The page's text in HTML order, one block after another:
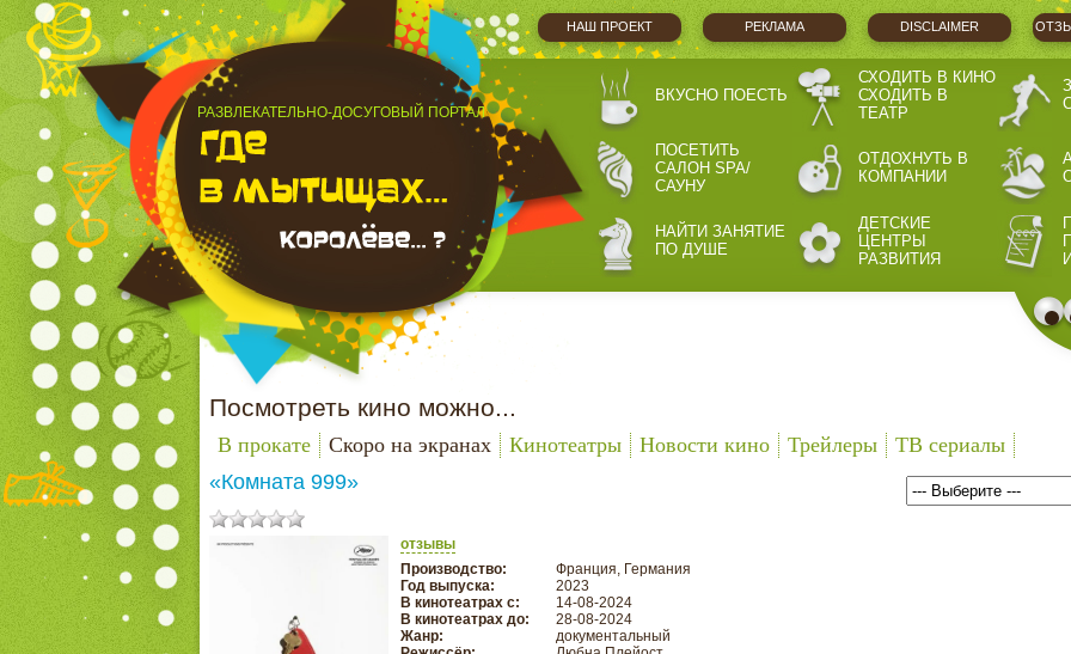
НАШ ПРОЕКТ РЕКЛАМА DISCLAIMER
РАЗВЛЕКАТЕЛЬНО-ДОСУГОВЫЙ ПОРТАЛ
ВКУСНО ПОЕСТЬ
СХОДИТЬ В КИНО
СХОДИТЬ В
ТЕАТР
ПОСЕТИТЬ
САЛОН SPA/
САУНУ
ОТДОХНУТЬ В
КОМПАНИИ
НАЙТИ ЗАНЯТИЕ
ПО ДУШЕ
ДЕТСКИЕ
ЦЕНТРЫ
РАЗВИТИЯ
Посмотреть кино можно...
В прокате Скоро на экранах Кинотеатры Новости кино Трейлеры
ТВ сериалы
«Комната 999»
отзывы
Производство:
Франция, Германия
Год выпуска:
2023
В кинотеатрах с:
14-08-2024
В кинотеатрах до:
28-08-2024
Жанр:
документальный